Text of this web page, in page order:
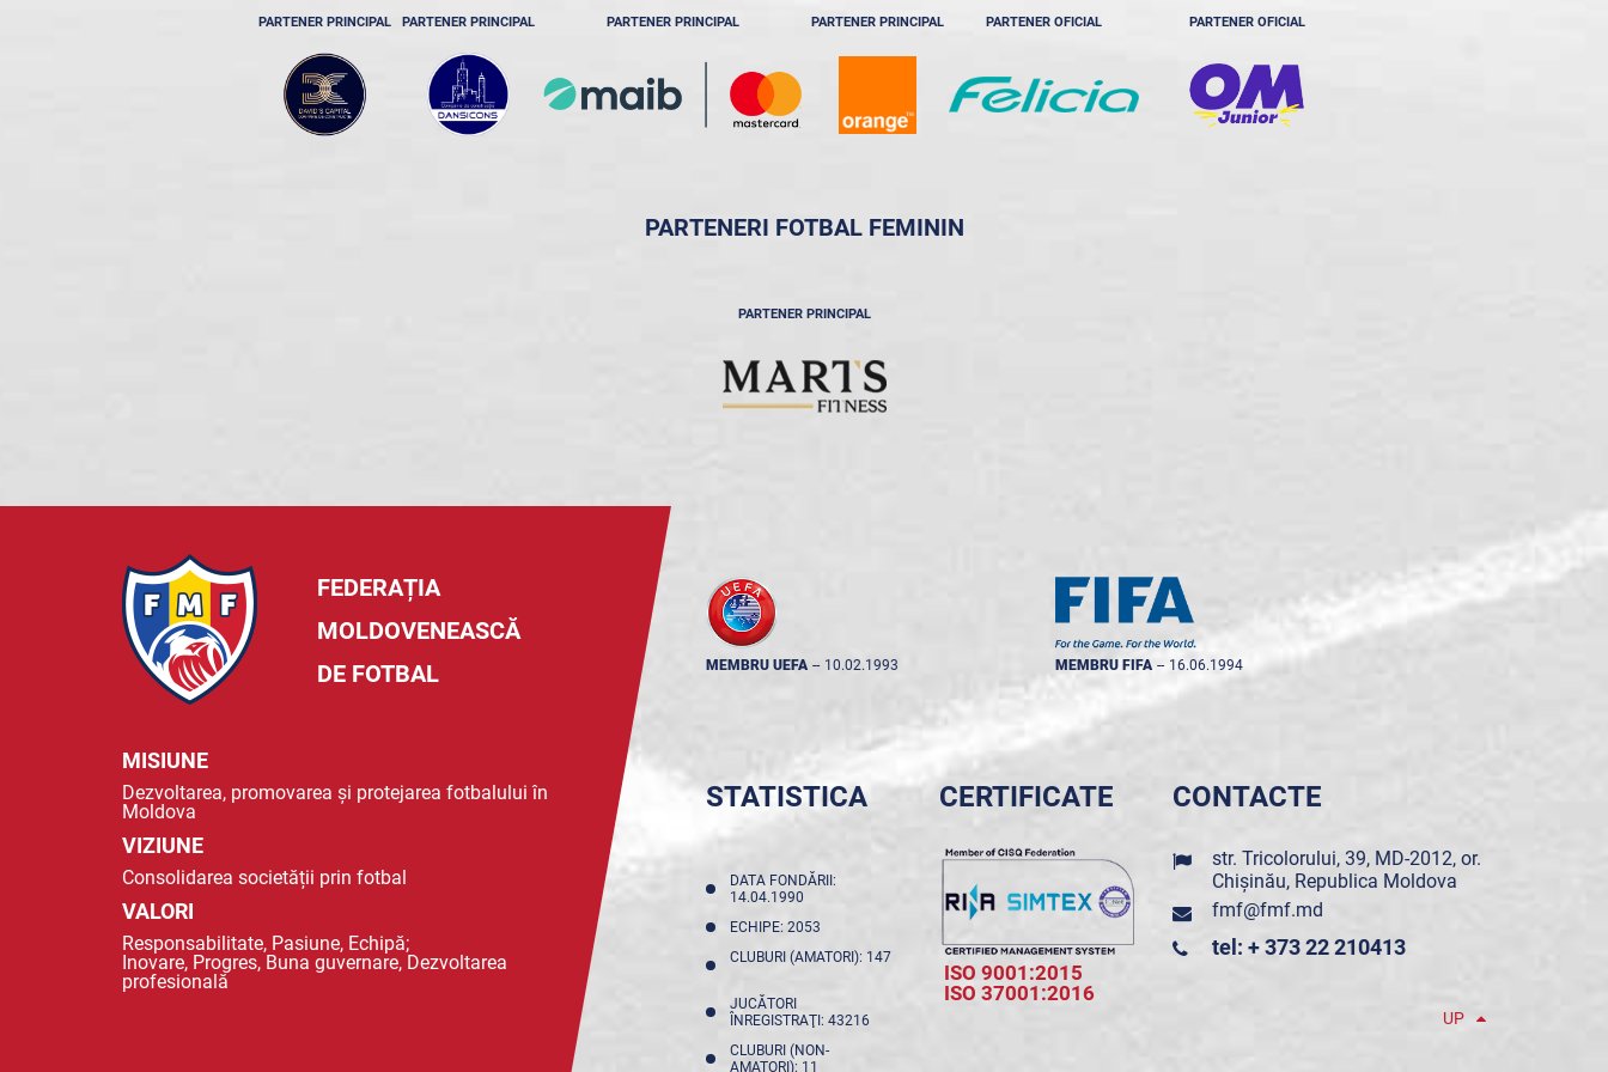
PARTENER PRINCIPAL PARTENER PRINCIPAL PARTENER PRINCIPAL PARTENER PRINCIPAL PARTENER OFICIAL PARTENER OFICIAL
PARTENERI FOTBAL FEMININ
PARTENER PRINCIPAL
FEDERAȚIA
MOLDOVENEASCĂ
DE FOTBAL
MISIUNE
Dezvoltarea, promovarea și protejarea fotbalului în
Moldova
VIZIUNE
Consolidarea societății prin fotbal
VALORI
Responsabilitate, Pasiune, Echipă;
Inovare, Progres, Buna guvernare, Dezvoltarea
profesională
MEMBRU UEFA -- 10.02.1993 MEMBRU FIFA -- 16.06.1994
STATISTICA
DATA FONDĂRII:
14.04.1990
ECHIPE: 2053
CLUBURI (AMATORI): 147
JUCĂTORI
ÎNREGISTRAŢI: 43216
CLUBURI (NON-
AMATORI): 11
CERTIFICATE
ISO 9001:2015
ISO 37001:2016
CONTACTE
str. Tricolorului, 39, MD-2012, or.
Chișinău, Republica Moldova
fmf@fmf.md
tel: + 373 22 210413
UP